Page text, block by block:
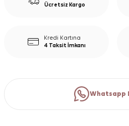
Ücretsiz Kargo
Kredi Kartına
4 Taksit İmkanı
Whatsapp